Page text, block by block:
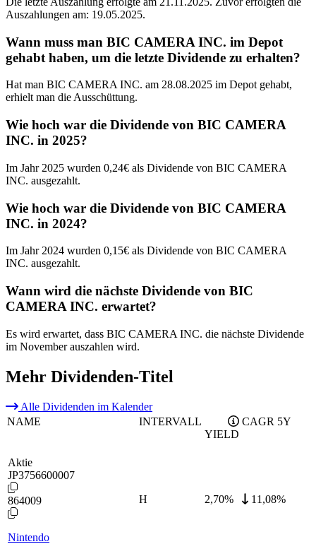
Auszahlungen am: 19.05.2025.
Wann muss man BIC CAMERA INC. im Depot
gehabt haben, um die letzte Dividende zu erhalten?
Hat man BIC CAMERA INC. am 28.08.2025 im Depot gehabt,
erhielt man die Ausschüttung.
Wie hoch war die Dividende von BIC CAMERA
INC. in 2025?
Im Jahr 2025 wurden 0,24€ als Dividende von BIC CAMERA
INC. ausgezahlt.
Wie hoch war die Dividende von BIC CAMERA
INC. in 2024?
Im Jahr 2024 wurden 0,15€ als Dividende von BIC CAMERA
INC. ausgezahlt.
Wann wird die nächste Dividende von BIC
CAMERA INC. erwartet?
Es wird erwartet, dass BIC CAMERA INC. die nächste Dividende
im November auszahlen wird.
Mehr Dividenden-Titel
Alle Dividenden im Kalender
NAME
INTERVALL
YIELD
CAGR 5Y
Aktie
JP3756600007
864009
Nintendo
H 2,70% 11,08%